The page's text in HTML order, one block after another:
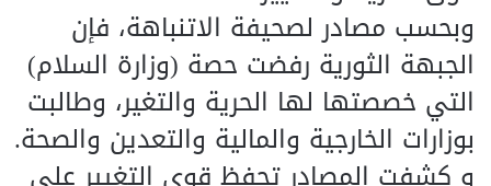
وبحسب مصادر لصحيفة الاتنباهة، فإن
الجبهة الثورية رفضت حصة (وزارة السلام)
التي خصصتها لها الحرية والتغير، وطالبت
بوزارات الخارجية والمالية والتعدين والصحة.